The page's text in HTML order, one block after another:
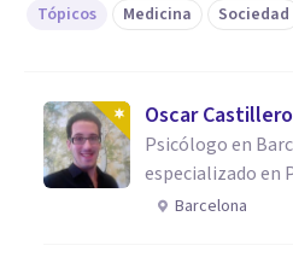
Tópicos Medicina Sociedad
Oscar
Psicólogo en
especializado en
Barcelona